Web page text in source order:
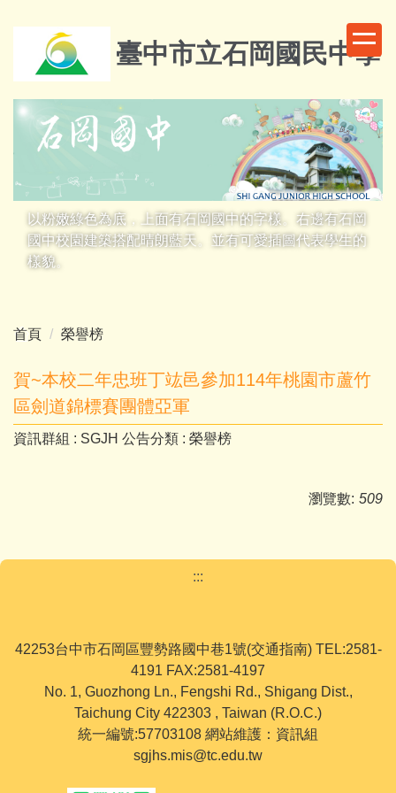
內
容
臺中市立石岡國民中學
以粉嫩綠色為底，上面有石岡國中的字樣。右邊有石岡
國中校園建築搭配晴朗藍天。並有可愛插圖代表學生的
樣貌。
首頁 榮譽榜
賀~本校二年忠班丁竑邑參加114年桃園市蘆竹
區劍道錦標賽團體亞軍
資訊群組 : SGJH 公告分類 : 榮譽榜
瀏覽數: 509
:::
42253台中市石岡區豐勢路國中巷1號(交通指南) TEL:2581-
4191 FAX:2581-4197
No. 1, Guozhong Ln., Fengshi Rd., Shigang Dist.,
Taichung City 422303 , Taiwan (R.O.C.)
統一編號:57703108 網站維護：資訊組
sgjhs.mis@tc.edu.tw